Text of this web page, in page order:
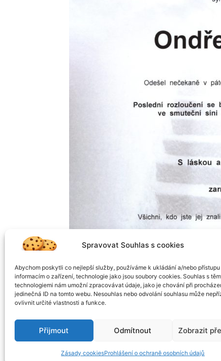
Spravovat Souhlas s cookies
Abychom poskytli co nejlepší služby, používáme k ukládání a/nebo přístupu
informacím o zařízení, technologie jako jsou soubory cookies. Souhlas s
technologiemi nám umožní zpracovávat údaje, jako je chování při
jedinečná ID na tomto webu. Nesouhlas nebo odvolání souhlasu může
ovlivnit určité vlastnosti a funkce.
Přijmout Odmítnout Zobrazit
Zásady cookiesProhlášení o ochraně osobních údajů